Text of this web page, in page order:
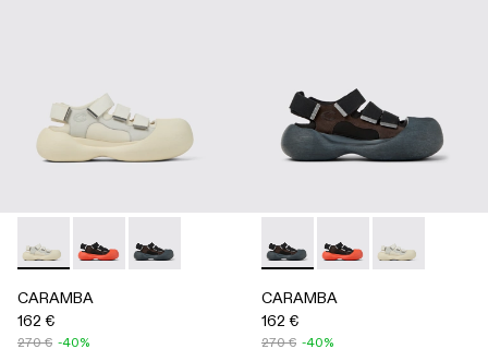
CARAMBA - A500053-004 - WHITE
CARAMBA - A500053-005 - BLACK
CARAMBA - A500053-001 - BLACK
CARAMBA
162 €
270 € -40%
CARAMBA - A500053-001
CARAMBA -CARAMBA -
CARAMBA
162 €
270 € -40%